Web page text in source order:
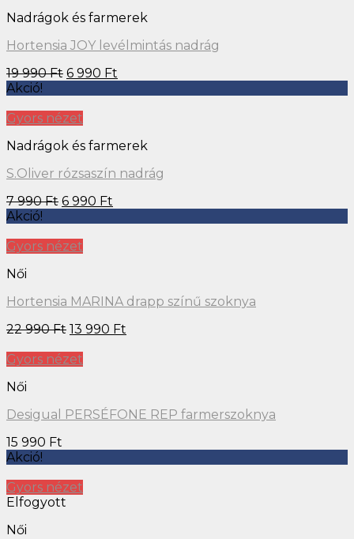
Nadrágok és farmerek
Hortensia JOY levélmintás nadrág
19 990Ft 6 990 Ft
Akció!
Gyors nézet
Nadrágok és farmerek
S.Oliver rózsaszín nadrág
7 990Ft 6 990 Ft
Akció!
Gyors nézet
Női
Hortensia MARINA drapp színű szoknya
22 990Ft 13 990 Ft
Gyors nézet
Női
Desigual PERSÉFONE REP farmerszoknya
15 990 Ft
Akció!
Gyors nézet
Elfogyott
Női